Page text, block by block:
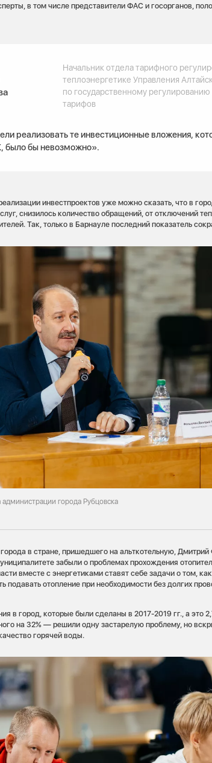
в том числе представители ФАС и госорганов,
Начальник отдела тарифного
теплоэнергетике Управления
по государственному регулированию
тарифов
реализовать те инвестиционные вложения,
было бы невозможно».
инвестпроектов уже можно сказать, что в
снизилось количество обращений, от отключений
Так, только в Барнауле последний показатель
города Рубцовска
в стране, пришедшего на альткотельную,
забыли о проблемах прохождения
вместе с энергетиками ставят себе задачи о том,
подавать отопление при необходимости без долгих
в город, которые были сделаны в 2017-2019 гг., а это
на 32% — решили одну застарелую проблему, но
горячей воды.